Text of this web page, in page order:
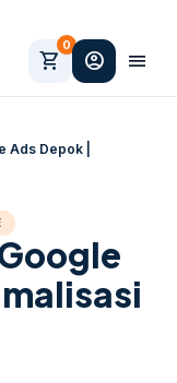
shopping_cart
0
account_circle menu
Ads Depok |